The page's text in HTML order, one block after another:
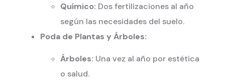
Químico: Dos fertilizaciones al año
según las necesidades del suelo.
Poda de Plantas y Árboles:
Árboles: Una vez al año por estética
o salud.